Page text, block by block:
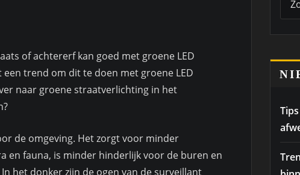
of achtererf kan goed met groene LED
een trend om dit te doen met groene LED
naar groene straatverlichting in het
de omgeving. Het zorgt voor minder
en fauna, is minder hinderlijk voor de buren en
het donker zijn de ogen van de surveillant